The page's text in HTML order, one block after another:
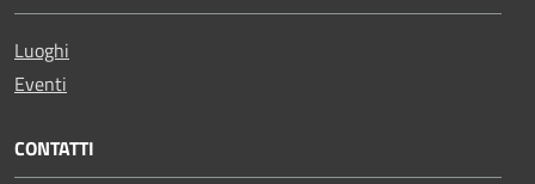
Luoghi
Eventi
CONTATTI